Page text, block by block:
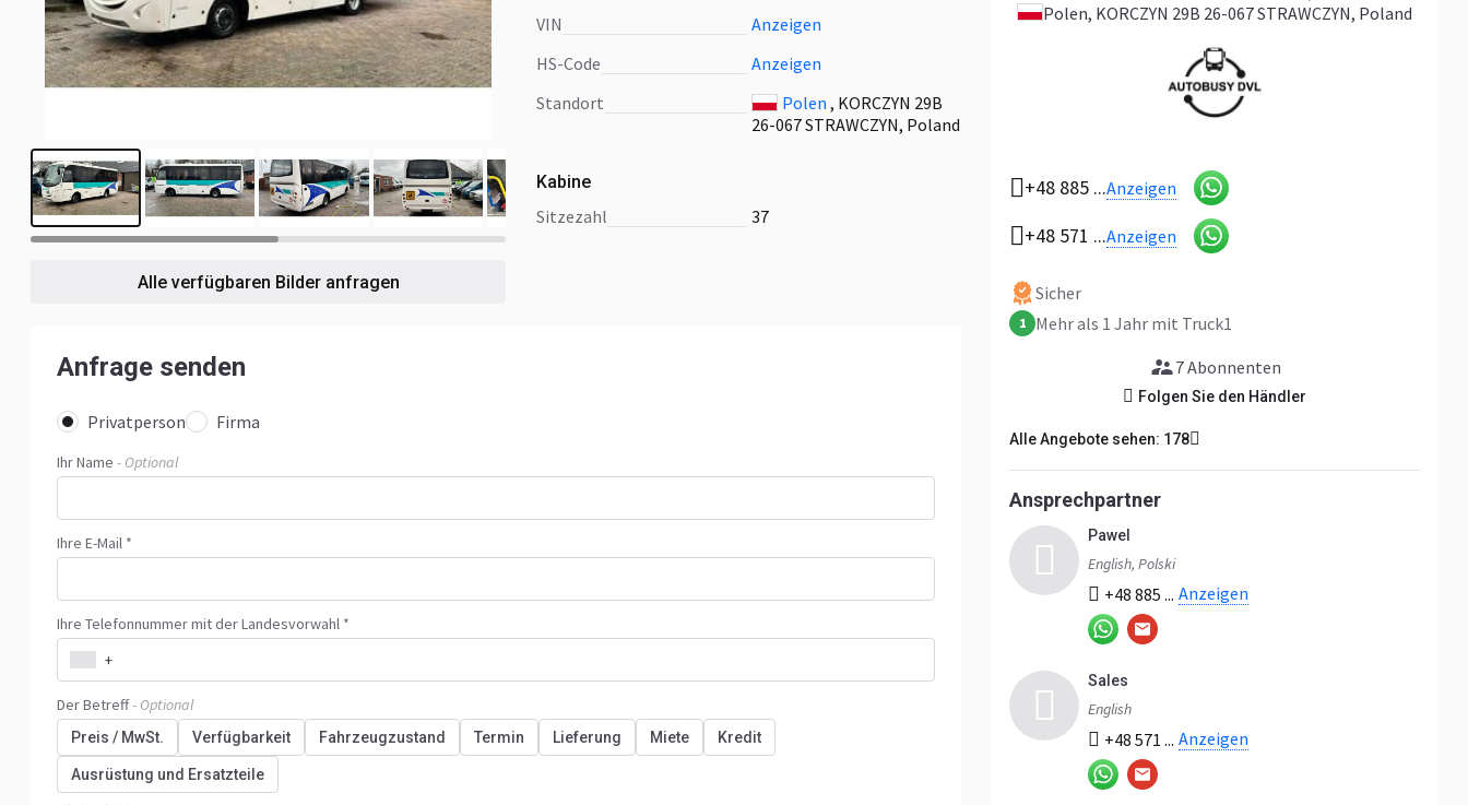
6
Alle verfügbaren Bilder anfragen
VIN
Anzeigen
HS-Code
Anzeigen
Standort
Polen , KORCZYN 29B
26-067 STRAWCZYN, Poland
Kabine
Sitzezahl 37
Anfrage senden
Privatperson Firma
Ihr Name - Optional
Ihre E-Mail *
Ihre Telefonnummer mit der Landesvorwahl *
+
Der Betreff- Optional
Preis / MwSt. Verfügbarkeit Fahrzeugzustand Termin Lieferung Miete Kredit
Ausrüstung und Ersatzteile
Polen, KORCZYN 29B 26-067 STRAWCZYN, Poland
+48 885 ...Anzeigen
+48 571 ...Anzeigen
Sicher
1
Mehr als 1 Jahr mit Truck1
7 Abonnenten
Folgen Sie den Händler
Alle Angebote sehen: 178
Ansprechpartner
Pawel
English, Polski
+48 885 ... Anzeigen
Sales
English
+48 571 ... Anzeigen